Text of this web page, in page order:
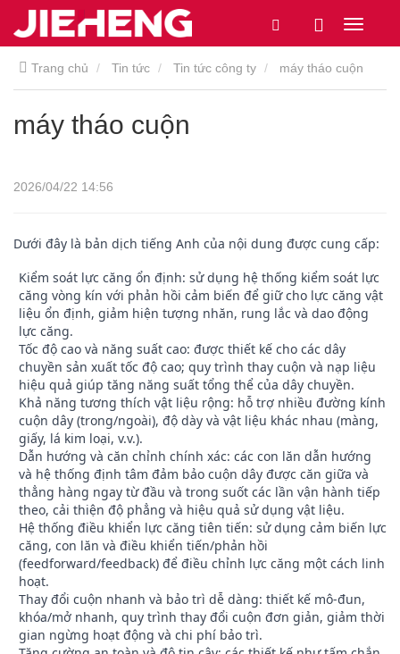
Trang chủ Tin tức Tin tức công ty máy tháo cuộn
máy tháo cuộn
2026/04/22 14:56
Dưới đây là bản dịch tiếng Anh của nội dung được cung cấp:
Kiểm soát lực căng ổn định: sử dụng hệ thống kiểm soát lực
căng vòng kín với phản hồi cảm biến để giữ cho lực căng vật
liệu ổn định, giảm hiện tượng nhăn, rung lắc và dao động
lực căng.
Tốc độ cao và năng suất cao: được thiết kế cho các dây
chuyền sản xuất tốc độ cao; quy trình thay cuộn và nạp liệu
hiệu quả giúp tăng năng suất tổng thể của dây chuyền.
Khả năng tương thích vật liệu rộng: hỗ trợ nhiều đường kính
cuộn dây (trong/ngoài), độ dày và vật liệu khác nhau (màng,
giấy, lá kim loại, v.v.).
Dẫn hướng và căn chỉnh chính xác: các con lăn dẫn hướng
và hệ thống định tâm đảm bảo cuộn dây được căn giữa và
thẳng hàng ngay từ đầu và trong suốt các lần vận hành tiếp
theo, cải thiện độ phẳng và hiệu quả sử dụng vật liệu.
Hệ thống điều khiển lực căng tiên tiến: sử dụng cảm biến lực
căng, con lăn và điều khiển tiến/phản hồi
(feedforward/feedback) để điều chỉnh lực căng một cách linh
hoạt.
Thay đổi cuộn nhanh và bảo trì dễ dàng: thiết kế mô-đun,
khóa/mở nhanh, quy trình thay đổi cuộn đơn giản, giảm thời
gian ngừng hoạt động và chi phí bảo trì.